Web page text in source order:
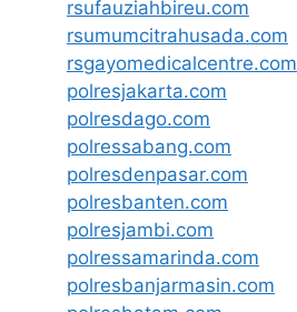
rsufauziahbireu.com
rsumumcitrahusada.com
rsgayomedicalcentre.com
polresjakarta.com
polresdago.com
polressabang.com
polresdenpasar.com
polresbanten.com
polresjambi.com
polressamarinda.com
polresbanjarmasin.com